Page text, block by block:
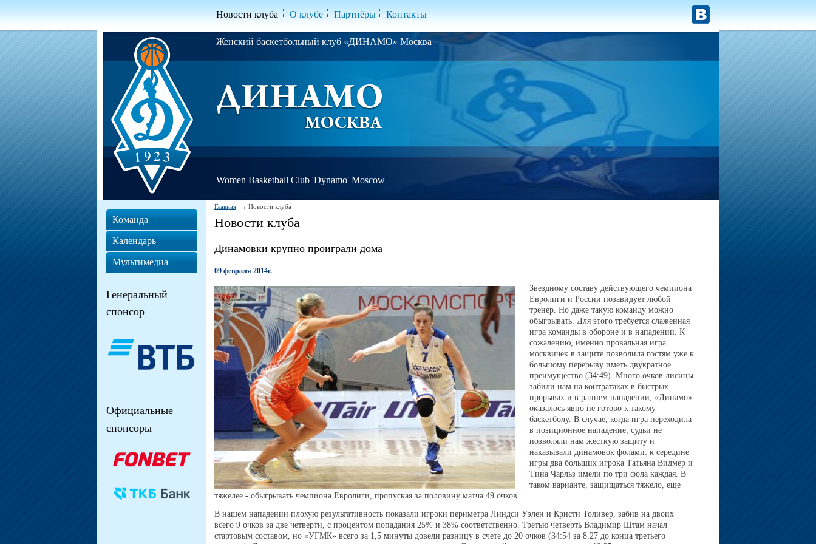
Новости клуба О клубе Партнёры Контакты
Женский баскетбольный клуб «ДИНАМО» Москва
Women Basketball Club 'Dynamo' Moscow
Главная Новости клуба
Новости клуба
Динамовки крупно проиграли дома
09 февраля 2014г.
Звездному составу действующего чемпиона
Евролиги и России позавидует любой
тренер. Но даже такую команду можно
обыгрывать. Для этого требуется слаженная
игра команды в обороне и в нападении. К
сожалению, именно провальная игра
москвичек в защите позволила гостям уже к
большому перерыву иметь двукратное
преимущество (34:49). Много очков лисицы
забили нам на контратаках в быстрых
прорывах и в раннем нападении, «Динамо»
оказалось явно не готово к такому
баскетболу. В случае, когда игра переходила
в позиционное нападение, судьи не
позволяли нам жесткую защиту и
наказывали динамовок фолами: к середине
игры два больших игрока Татьяна Видмер и
Тина Чарльз имели по три фола каждая. В
таком варианте, защищаться тяжело, еще
тяжелее - обыгрывать чемпиона Евролиги, пропуская за половину матча 49 очков.
В нашем нападении плохую результативность показали игроки периметра Линдси Уэлен и Кристи Толивер, забив на двоих
всего 9 очков за две четверти, с процентом попадания 25% и 38% соответственно. Третью четверть Владимир Штам начал
стартовым составом, но «УГМК» всего за 1,5 минуты довели разницу в счете до 20 очков (34:54 за 8.27 до конца третьего
Команда
Календарь
Мультимедиа
Генеральный
спонсор
Официальные
спонсоры